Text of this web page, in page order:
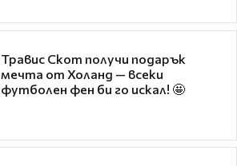
Травис Скот получи подарък
мечта от Холанд — всеки
футболен фен би го искал! 🤩